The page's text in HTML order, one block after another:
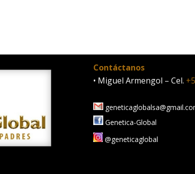
Contáctanos
• Miguel Armengol – Cel.
Genetica-Global
@geneticaglobal